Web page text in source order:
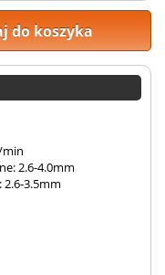
do koszyka
min
2.6-4.0mm
3.5mm